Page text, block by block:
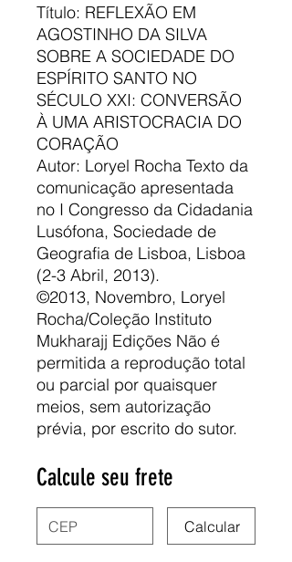
Título: REFLEXÃO EM
AGOSTINHO DA SILVA
SOBRE A SOCIEDADE DO
ESPÍRITO SANTO NO
SÉCULO XXI: CONVERSÃO
À UMA ARISTOCRACIA DO
CORAÇÃO
Autor: Loryel Rocha Texto da
comunicação apresentada
no I Congresso da Cidadania
Lusófona, Sociedade de
Geografia de Lisboa, Lisboa
(2-3 Abril, 2013).
©2013, Novembro, Loryel
Rocha/Coleção Instituto
Mukharajj Edições Não é
permitida a reprodução total
ou parcial por quaisquer
meios, sem autorização
prévia, por escrito do sutor.
Calcule seu frete
Calcular